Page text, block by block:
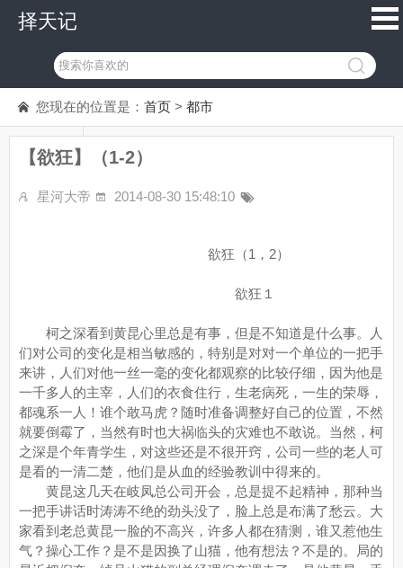
择天记
您现在的位置是： 首页 > 都市
【欲狂】（1-2）
星河大帝 2014-08-30 15:48:10
欲狂（1，2）
欲狂１
柯之深看到黄昆心里总是有事，但是不知道是什么事。人
们对公司的变化是相当敏感的，特别是对对一个单位的一把手
来讲，人们对他一丝一毫的变化都观察的比较仔细，因为他是
一千多人的主宰，人们的衣食住行，生老病死，一生的荣辱，
都魂系一人！谁个敢马虎？随时准备调整好自己的位置，不然
就要倒霉了，当然有时也大祸临头的灾难也不敢说。当然，柯
之深是个年青学生，对这些还是不很开窍，公司一些的老人可
是看的一清二楚，他们是从血的经验教训中得来的。
黄昆这几天在岐凤总公司开会，总是提不起精神，那种当
一把手讲话时涛涛不绝的劲头没了，脸上总是布满了愁云。大
家看到老总黄昆一脸的不高兴，许多人都在猜测，谁又惹他生
气？操心工作？是不是因换了山猫，他有想法？不是的。局的